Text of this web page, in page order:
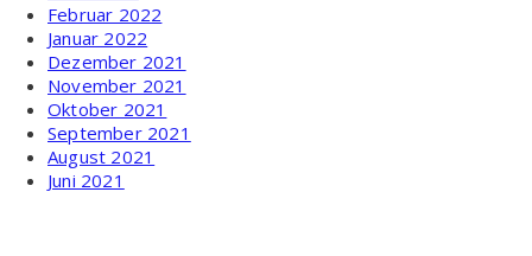
Februar 2022
Januar 2022
Dezember 2021
November 2021
Oktober 2021
September 2021
August 2021
Juni 2021